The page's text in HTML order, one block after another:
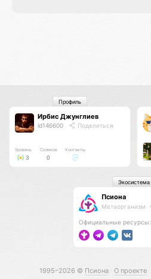
Ирбис Джунглиев
id146600 Поделиться
Уровень
3
Соликов
0
Контакты
Профиль
Псиона
Метаорганизм
Официальные ресурсы:
Экосистема
1995–2026 © Псиона О проекте